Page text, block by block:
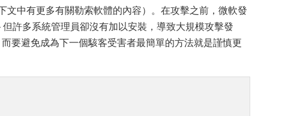
中有更多有關勒索軟體的內容）。在攻擊之前，微軟發
許多系統管理員卻沒有加以安裝，導致大規模攻擊發
要避免成為下一個駭客受害者最簡單的方法就是謹慎更